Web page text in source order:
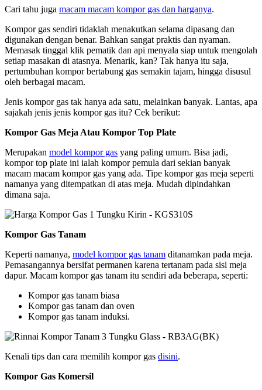
Cari tahu juga macam macam kompor gas dan harganya.
Kompor gas sendiri tidaklah menakutkan selama dipasang dan
digunakan dengan benar. Bahkan sangat praktis dan nyaman.
Memasak tinggal klik pematik dan api menyala siap untuk mengolah
setiap masakan di atasnya. Menarik, kan? Tak hanya itu saja,
pertumbuhan kompor bertabung gas semakin tajam, hingga disusul
oleh berbagai macam.
Jenis kompor gas tak hanya ada satu, melainkan banyak. Lantas, apa
sajakah jenis jenis kompor gas itu? Cek berikut:
Kompor Gas Meja Atau Kompor Top Plate
Merupakan model kompor gas yang paling umum. Bisa jadi,
kompor top plate ini ialah kompor pemula dari sekian banyak
macam macam kompor gas yang ada. Tipe kompor gas meja seperti
namanya yang ditempatkan di atas meja. Mudah dipindahkan
dimana saja.
Kompor Gas Tanam
Keperti namanya, model kompor gas tanam ditanamkan pada meja.
Pemasangannya bersifat permanen karena tertanam pada sisi meja
dapur. Macam kompor gas tanam itu sendiri ada beberapa, seperti:
Kompor gas tanam biasa
Kompor gas tanam dan oven
Kompor gas tanam induksi.
Kenali tips dan cara memilih kompor gas disini.
Kompor Gas Komersil